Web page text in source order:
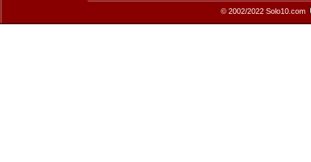
© 2002/2022 Solo10.com